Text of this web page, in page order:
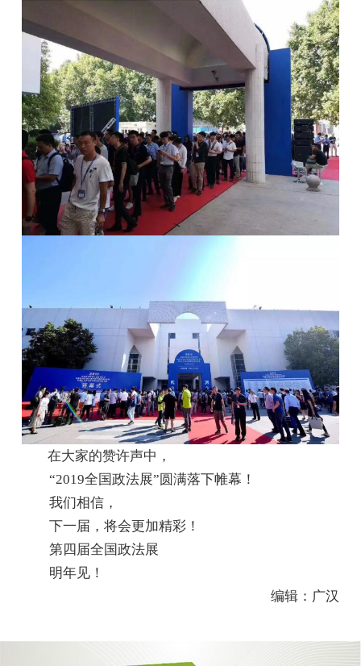
在大家的赞许声中，
“2019全国政法展”圆满落下帷幕！
我们相信，
下一届，将会更加精彩！
第四届全国政法展
明年见！
编辑：广汉